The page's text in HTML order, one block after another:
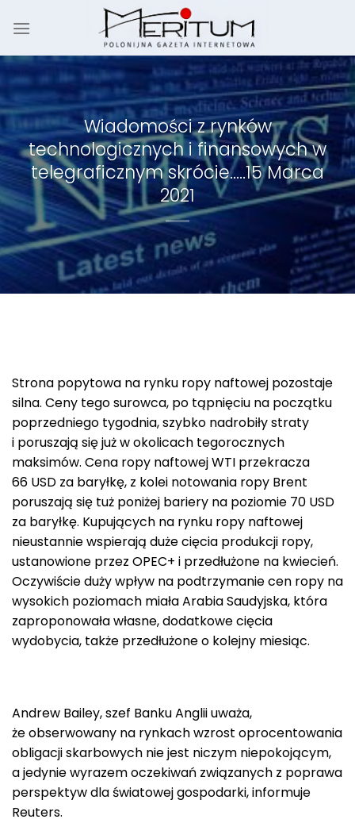
Wiadomości z rynków
technologicznych i finansowych w
telegraficznym skrócie…..15 Marca
2021
Strona popytowa na rynku ropy naftowej pozostaje
silna. Ceny tego surowca, po tąpnięciu na początku
poprzedniego tygodnia, szybko nadrobiły straty
i poruszają się już w okolicach tegorocznych
maksimów. Cena ropy naftowej WTI przekracza
66 USD za baryłkę, z kolei notowania ropy Brent
poruszają się tuż poniżej bariery na poziomie 70 USD
za baryłkę. Kupujących na rynku ropy naftowej
nieustannie wspierają duże cięcia produkcji ropy,
ustanowione przez OPEC+ i przedłużone na kwiecień.
Oczywiście duży wpływ na podtrzymanie cen ropy na
wysokich poziomach miała Arabia Saudyjska, która
zaproponowała własne, dodatkowe cięcia
wydobycia, także przedłużone o kolejny miesiąc.
Andrew Bailey, szef Banku Anglii uważa,
że obserwowany na rynkach wzrost oprocentowania
obligacji skarbowych nie jest niczym niepokojącym,
a jedynie wyrazem oczekiwań związanych z poprawa
perspektyw dla światowej gospodarki, informuje
Reuters.